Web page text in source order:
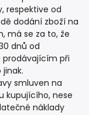
respektive od
dodání zboží na
má se za to, že
dnů od
při
smluven na
kupujícího, nese
náklady